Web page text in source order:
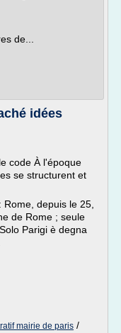
de...
idées
code À l'époque
se structurent et
depuis le 25,
de Rome ; seule
Parigi è degna
mairie de paris /